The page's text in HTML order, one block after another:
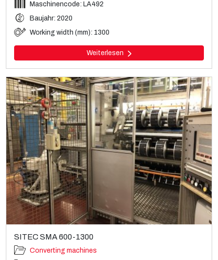
Maschinencode: LA492
Baujahr: 2020
Working width (mm): 1300
Weiterlesen
SITEC SMA 600-1300
Converting machines